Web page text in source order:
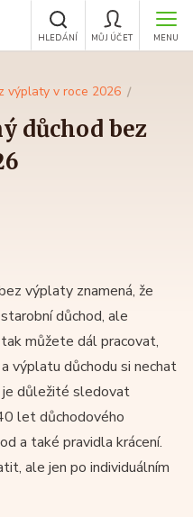
MENU
MŮJ ÚČET
HLEDÁNÍ
výplaty v roce 2026
důchod bez
výplaty znamená, že
důchod, ale
můžete dál pracovat,
výplatu důchodu si nechat
důležité sledovat
let důchodového
a také pravidla krácení.
ale jen po individuálním